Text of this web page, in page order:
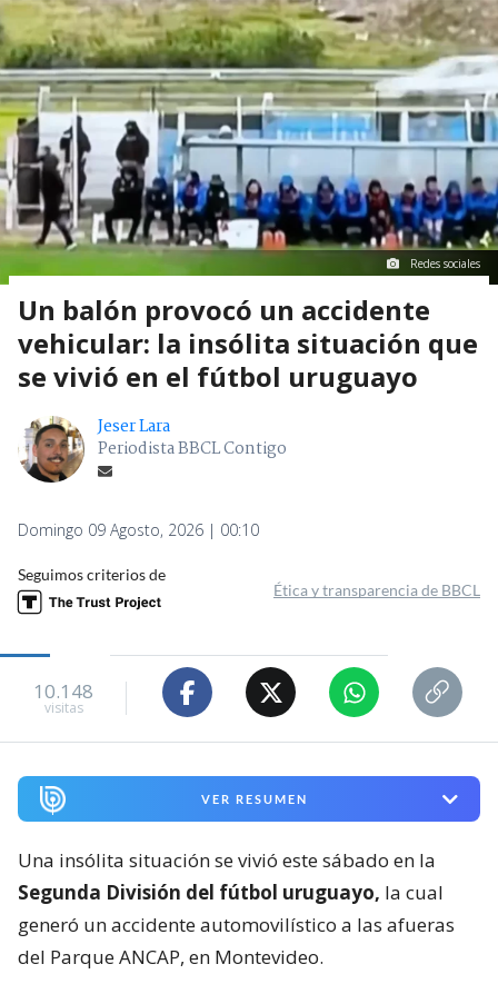
Redes sociales
Un balón provocó un accidente
vehicular: la insólita situación que
se vivió en el fútbol uruguayo
Jeser Lara
Periodista BBCL Contigo
Domingo 09 Agosto, 2026 | 00:10
Seguimos criterios de
Ética y transparencia de BBCL
10.148
visitas
VER RESUMEN
Una insólita situación se vivió este sábado en la
Segunda División del fútbol uruguayo, la cual
generó un accidente automovilístico a las afueras
del Parque ANCAP, en Montevideo.